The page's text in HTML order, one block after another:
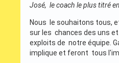
José, le coach le plus titré
Nous le souhaitons tous,
sur les chances des uns
exploits de notre équipe.
implique et feront tous